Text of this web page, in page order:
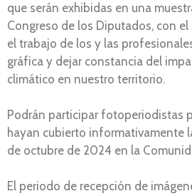
que serán exhibidas en una
Congreso de los Diputados, con
el trabajo de los y las
gráfica y dejar constancia del
climático en nuestro territorio.
Podrán participar fotoperiodistas
hayan cubierto informativamente
de octubre de 2024 en la
El periodo de recepción de